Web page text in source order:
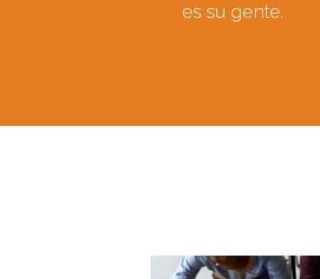
es su gente.